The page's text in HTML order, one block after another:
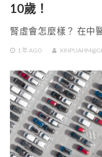
10歲！
腎虛會怎麼樣？ 在中
1 年 AGO